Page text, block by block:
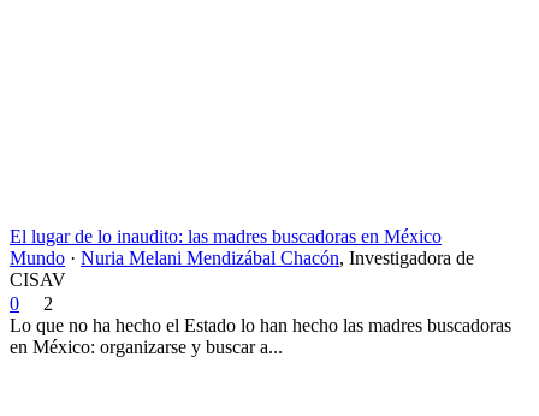
El lugar de lo inaudito: las madres buscadoras en México
Mundo · Nuria Melani Mendizábal Chacón, Investigadora de
CISAV
0
2
Lo que no ha hecho el Estado lo han hecho las madres buscadoras
en México: organizarse y buscar a...